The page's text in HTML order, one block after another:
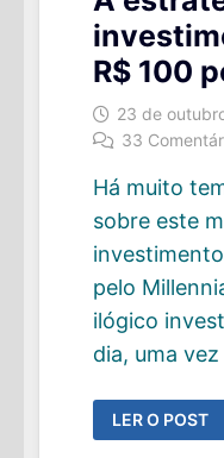
R$ 100
23 de
33
Há muito
sobre este
pelo
ilógico
dia, uma
A
ESTRATÉGIA
DE
LER O POST